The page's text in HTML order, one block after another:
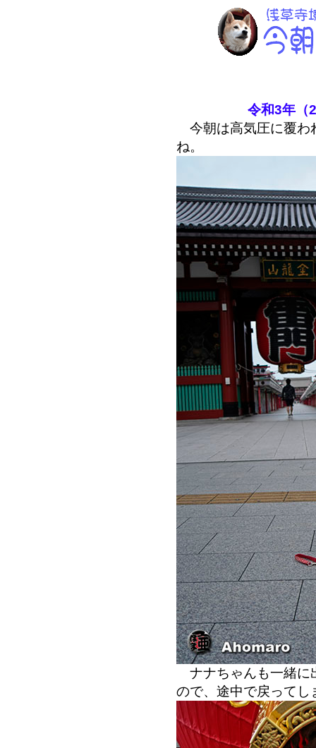
令和3年（
今朝は高気圧に覆わ
ね。
ナナちゃんも一緒に
ので、途中で戻ってし